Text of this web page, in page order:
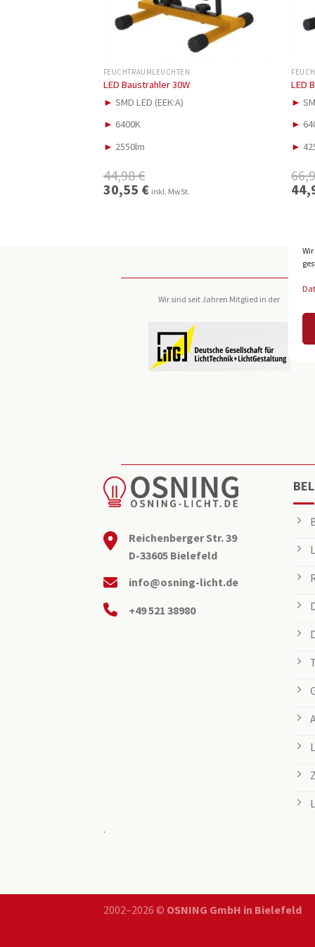
FEUCHTRAUMLEUCHTEN
LED Baustrahler 30W
► SMD LED (EEK:A)
► 6400K
► 2550lm
44,98€
Ursprünglicher
Preis
30,55 €Aktueller
Preis
inkl. MwSt.
LED
►
►
►
Preis
Wir sind seit Jahren Mitglied in der
Reichenberger Str. 39
D-33605 Bielefeld
info@osning-licht.de
+49 521 38980
.
2002–2026 © OSNING GmbH in Bielefeld